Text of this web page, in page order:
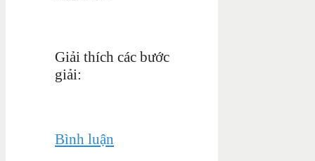
Giải thích các bước
giải:
Bình luận